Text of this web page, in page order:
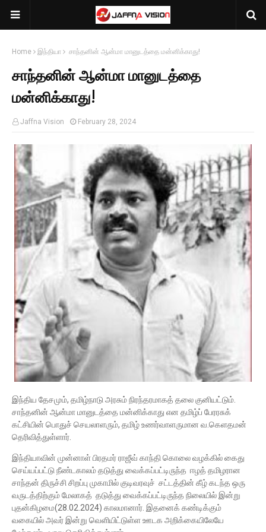
Home இந்தியா சாந்தனின் ஆன்மா மானுடத்தை மன்னிக்காது!
சாந்தனின் ஆன்மா மானுடத்தை
மன்னிக்காது!
Jaffna Vision February 28, 2024
இந்திய தேசமும், தமிழ்நாடு அரசும் நிரந்தரமாகத் தலை குனியட்டும்.
சாந்தனின் ஆன்மா மானுடத்தை மன்னிக்காது என தமிழ்ப் பேரரசுக்
கட்சியின் பொதுச் செயலாளரும், தமிழ் உணர்வாளருமான வ.கெளதமன்
தெரிவித்துள்ளார்.
இந்தியாவின் முன்னாள் பிரதமர் ராஜீவ் காந்தி கொலை வழக்கில் கைது
செய்யப்பட்டு நீண்டகாலம் தடுத்து வைக்கப்பட்டிருந்த ஈழத் தமிழரான
சாந்தன் திருச்சி சிறப்பு முகாமில் குடிவரவுச் சட்டத்தின் கீழ் கடந்த ஒரு
வருடத்திற்கும் மேலாகத் தடுத்து வைக்கப்பட்டிருந்த நிலையில் இன்று
புதன்கிழமை(28.02.2024) காலமானார். இதனைக் கண்டிக்கும்
வகையில் அவர் இன்று வெளியிட்டுள்ள ஊடக அறிக்கையிலேயே